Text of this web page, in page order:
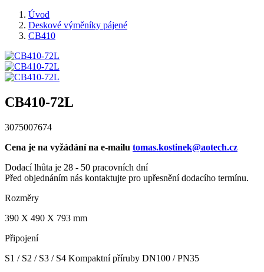
Úvod
Deskové výměníky pájené
CB410
CB410-72L
3075007674
Cena je na vyžádání na e-mailu tomas.kostinek@aotech.cz
Dodací lhůta je 28 - 50 pracovních dní
Před objednáním nás kontaktujte pro upřesnění dodacího termínu.
Rozměry
390 X 490 X 793 mm
Připojení
S1 / S2 / S3 / S4 Kompaktní příruby DN100 / PN35